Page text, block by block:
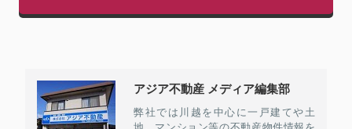
アジア不動産 メディア編集部
弊社では川越を中心に一戸建てや土